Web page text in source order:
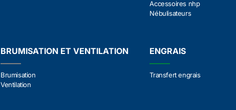
Accessoires nhp
Nébulisateurs
BRUMISATION ET VENTILATION
Brumisation
Ventilation
ENGRAIS
Transfert engrais